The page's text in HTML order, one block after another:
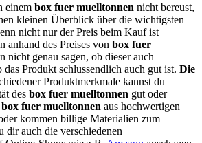
einem box fuer muelltonnen nicht bereust,
kleinen Überblick über die wichtigsten
nicht nur der Preis beim Kauf ist
anhand des Preises von box fuer
nicht genau sagen, ob dieser auch
Produkt schlussendlich auch gut ist. Die
Produktmerkmale kannst du
des box fuer muelltonnen gut oder
box fuer muelltonnen aus hochwertigen
kommen billige Materialien zum
dir auch die verschiedenen